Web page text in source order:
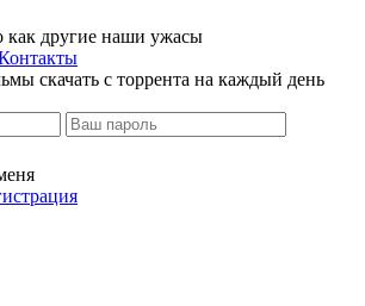
как другие наши ужасы
скачать с торрента на каждый день